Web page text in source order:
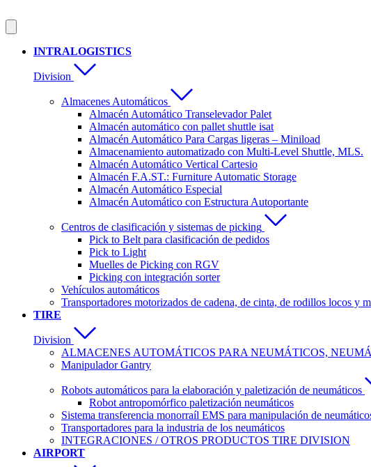
INTRALOGISTICS
Division
Almacenes Automáticos
Almacén Automático Transelevador Palet
Almacén automático con pallet shuttle isat
Almacén Automático Para Cargas ligeras – Miniload
Almacenamiento automatizado con Multi-Level Shuttle, MLS.
Almacén Automático Vertical Cartesio
Almacén F.A.ST.: Furniture Automatic Storage
Almacén Automático Especial
Almacén Automático con Estructura Autoportante
Centros de clasificación y sistemas de picking
Pick to Belt para clasificación de pedidos
Pick to Light
Muelles de Picking con RGV
Picking con integración sorter
Vehículos automáticos
Transportadores motorizados de cadena, de cinta, de rodillos locos y
TIRE
Division
ALMACENES AUTOMÁTICOS PARA NEUMÁTICOS,
Manipulador Gantry
Robots automáticos para la elaboración y paletización de neumáticos
Robot antropomórfico paletización neumáticos
Sistema transferencia monorraíl EMS para manipulación de
Transportadores para la industria de los neumáticos
INTEGRACIONES / OTROS PRODUCTOS TIRE DIVISION
AIRPORT